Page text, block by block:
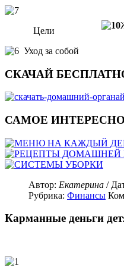
Цели
Уход за собой
СКАЧАЙ
САМОЕ
Автор: Екатерина /
Рубрика: Финансы
Карманные деньги